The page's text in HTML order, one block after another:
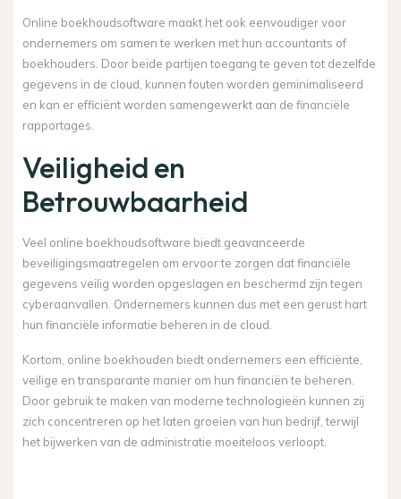
Online boekhoudsoftware maakt het ook eenvoudiger voor
ondernemers om samen te werken met hun accountants of
boekhouders. Door beide partijen toegang te geven tot dezelfde
gegevens in de cloud, kunnen fouten worden geminimaliseerd
en kan er efficiënt worden samengewerkt aan de financiële
rapportages.
Veiligheid en
Betrouwbaarheid
Veel online boekhoudsoftware biedt geavanceerde
beveiligingsmaatregelen om ervoor te zorgen dat financiële
gegevens veilig worden opgeslagen en beschermd zijn tegen
cyberaanvallen. Ondernemers kunnen dus met een gerust hart
hun financiële informatie beheren in de cloud.
Kortom, online boekhouden biedt ondernemers een efficiënte,
veilige en transparante manier om hun financiën te beheren.
Door gebruik te maken van moderne technologieën kunnen zij
zich concentreren op het laten groeien van hun bedrijf, terwijl
het bijwerken van de administratie moeiteloos verloopt.